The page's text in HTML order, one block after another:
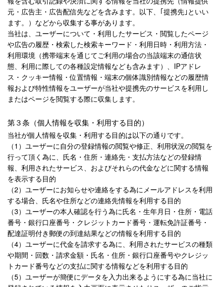
元・広告主・広告配信先などを含みます。以下、｢提携先｣といい
ます。）などから収集する事があります。
当社は、ユーザーについて・利用したサービス・閲覧したページ
や広告の履歴・検索した検索キーワード・利用日時・利用方法・
利用環境（携帯端末を通じてご利用の場合の当該端末の通信状
態、利用に際しての各種設定情報なども含みます）、IPアドレ
ス・クッキー情報・位置情報・端末の個体識別情報などの履歴情
報および特性情報をユーザーが当社や提携先のサービスを利用し
またはページを閲覧する際に収集します。
第３条（個人情報を収集・利用する目的）
当社が個人情報を収集・利用する目的は以下の通りです。
（1）ユーザーに自分の登録情報の閲覧や修正、利用状況の閲覧を
行って頂く為に、氏名・住所・連絡先・支払方法などの登録情
報、利用されたサービス、およびそれらの代金などに関する情報
を表示する目的
（2）ユーザーにお知らせや連絡をする為にメールアドレスを利用
する場合、氏名や住所などの連絡先情報を利用する目的
（3）ユーザーの本人確認を行う為に氏名・生年月日・住所・電話
番号・銀行口座番号・クレジットカード番号・運転免許証番号・
配達証明付き郵便の到達結果などの情報を利用する目的
（4）ユーザーに代金を請求する為に、利用されたサービスの種類
や期間・回数・請求金額・氏名・住所・銀行口座番号やクレジッ
トカード番号などの支払に関する情報などを利用する目的
（5）ユーザーが簡便にデータを入力出来るようにする為に当社に